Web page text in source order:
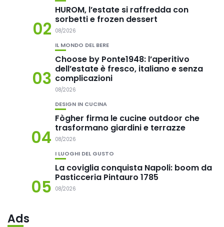
02
HUROM, l’estate si raffredda con
sorbetti e frozen dessert
08/2026
03
IL MONDO DEL BERE
Choose by Ponte1948: l’aperitivo
dell’estate è fresco, italiano e senza
complicazioni
08/2026
04
DESIGN IN CUCINA
Fògher firma le cucine outdoor che
trasformano giardini e terrazze
08/2026
05
I LUOGHI DEL GUSTO
La coviglia conquista Napoli: boom da
Pasticceria Pintauro 1785
08/2026
Ads